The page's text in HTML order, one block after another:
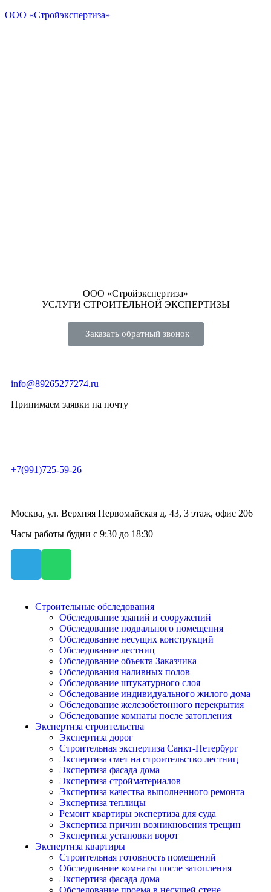
ООО «Стройэкспертиза»
ООО «Стройэкспертиза»
УСЛУГИ СТРОИТЕЛЬНОЙ ЭКСПЕРТИЗЫ
Заказать обратный звонок
info@89265277274.ru
Принимаем заявки на почту
+7(991)725-59-26
Москва, ул. Верхняя Первомайская д. 43, 3 этаж, офис 206
Часы работы будни с 9:30 до 18:30
Строительные обследования
Обследование зданий и сооружений
Обследование подвального помещения
Обследование несущих конструкций
Обследование лестниц
Обследование объекта Заказчика
Обследования наливных полов
Обследование штукатурного слоя
Обследование индивидуального жилого дома
Обследование железобетонного перекрытия
Обследование комнаты после затопления
Экспертиза строительства
Экспертиза дорог
Строительная экспертиза Санкт-Петербург
Экспертиза смет на строительство лестниц
Экспертиза фасада дома
Экспертиза стройматериалов
Экспертиза качества выполненного ремонта
Экспертиза теплицы
Ремонт квартиры экспертиза для суда
Экспертиза причин возникновения трещин
Экспертиза установки ворот
Экспертиза квартиры
Строительная готовность помещений
Обследование комнаты после затопления
Экспертиза фасада дома
Обследование проема в несущей стене